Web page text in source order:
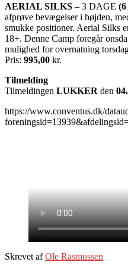
AERIAL SILKS – 3 DAGE (6
afprøve bevægelser i højden,
smukke positioner. Aerial Silks
18+. Denne Camp foregår
mulighed for overnatning
Pris: 995,00 kr.
Tilmelding
Tilmeldingen LUKKER den
https://www.conventus.dk/
Skrevet af Ole Rasmussen